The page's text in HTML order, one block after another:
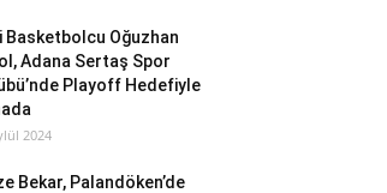
Basketbolcu Oğuzhan
Adana Sertaş Spor
Playoff Hedefiyle
2024
Bekar, Palandöken’de